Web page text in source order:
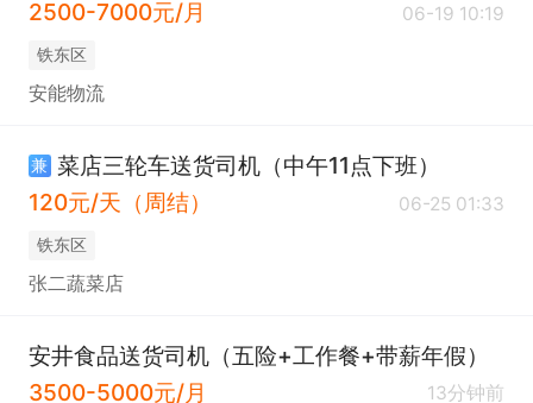
2500-7000元/月 06-19 10:19
铁东区
安能物流
兼 菜店三轮车送货司机（中午11点下班）
120元/天（周结）
06-25 01:33
铁东区
张二蔬菜店
安井食品送货司机（五险+工作餐+带薪年假）
3500-5000元/月
13分钟前